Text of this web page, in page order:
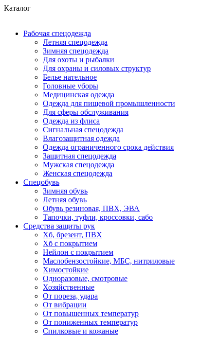
Каталог
Рабочая спецодежда
Летняя спецодежда
Зимняя спецодежда
Для охоты и рыбалки
Для охраны и силовых структур
Белье нательное
Головные уборы
Медицинская одежда
Одежда для пищевой промышленности
Для сферы обслуживания
Одежда из флиса
Сигнальная спецодежда
Влагозащитная одежда
Одежда ограниченного срока действия
Защитная спецодежда
Мужская спецодежда
Женская спецодежда
Спецобувь
Зимняя обувь
Летняя обувь
Обувь резиновая, ПВХ, ЭВА
Тапочки, туфли, кроссовки, сабо
Средства защиты рук
Хб, брезент, ПВХ
Хб с покрытием
Нейлон с покрытием
Маслобензостойкие, МБС, нитриловые
Химостойкие
Одноразовые, смотровые
Хозяйственные
От пореза, удара
От вибрации
От повышенных температур
От пониженных температур
Спилковые и кожаные